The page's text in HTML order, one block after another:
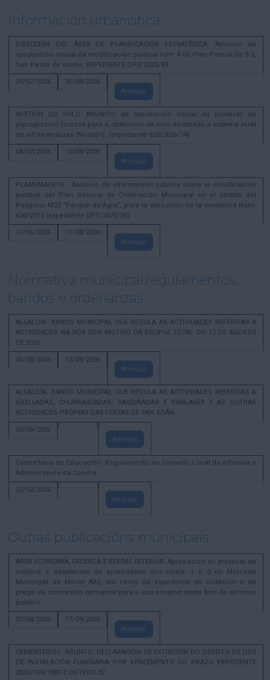
Información urbanística
DIRECCIÓN DEL ÁREA DE PLANIFICACIÓN ESTRATÉGICA. Anuncio de
aprobación inicial da modificación puntual núm 4 do Plan Parcial do S-2,
San Pedro de Visma, EXPEDIENTE DPE/2025/83
29/07/2026
31/08/2026
Amosar
XESTIÓN DO SOLO. ANUNCIO de aprobación inicial do proxecto de
expropiación forzosa para a obtención de solo destinado a sistema xeral
de infraestruturas (Nostián). (expediente 620/2026/14)
08/07/2026
10/08/2026
Amosar
PLANEAMENTO . Anuncio de información pública sobre la modificación
puntual del Plan General de Ordenación Municipal en el ámbito del
Polígono M22 "Parque do Agra", para la ejecución de la sentencia Núm.
620/2015 (expediente DPE/2025/56)
11/06/2026
11/08/2026
Amosar
Normativa municipal:regulamentos,
bandos e ordenanzas
ALCALDÍA. BANDO MUNICIPAL QUE REGULA AS ACTIVIDADES REFERIDAS A
ACTIVIDADES NA RÚA CON MOTIVO DA ECLIPSE TOTAL DO 12 DE AGOSTO
DE 2026
05/08/2026
13/08/2026
Amosar
ALCALDÍA. BANDO MUNICIPAL QUE REGULA AS ACTIVIDADES REFERIDAS A
GRELLADAS, CHURRASCADAS, SARDIÑADAS E SIMILARES E AS OUTRAS
ACTIVIDADES PROPIAS DAS FESTAS DE SAN XOÁN
09/06/2026
Amosar
Concellaría de Educación. Regulamento do Consello Local da Infancia e
Adolescencia da Coruña
27/02/2026
Amosar
Outras publicacións municipais
ÁREA ECONOMÍA, FACENDA E RÉXIME INTERIOR. Aprobación do proxecto de
mellora e adaptación do aparcadoiro dos niveis -1 e -2 do Mercado
Municipal de Monte Alto, así como do expediente de licitación e do
prego da concesión demanial para o uso privativo deste ben de dominio
público
07/08/2026
17/09/2026
Amosar
CEMENTERIOS. ASUNTO: DECLARACIÓN DE EXTINCIÓN DO DEREITO DE USO
DE INSTALACIÓN FUNERARIA POR VENCEMENTO DO PRAZO EXPEDIENTE
2026/104/1887 E OUTROS 32